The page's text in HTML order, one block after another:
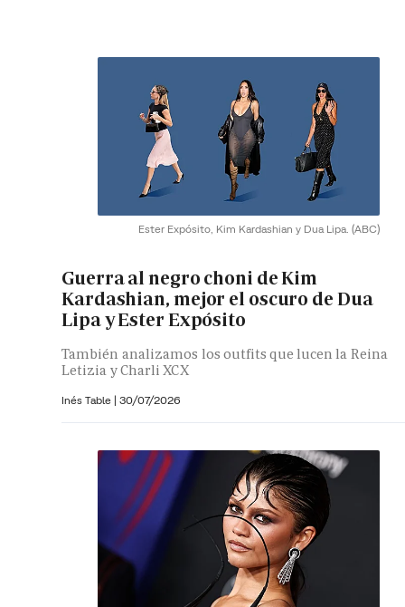
Ester Expósito, Kim Kardashian y Dua Lipa. (ABC)
Guerra al negro choni de Kim
Kardashian, mejor el oscuro de Dua
Lipa y Ester Expósito
También analizamos los outfits que lucen la Reina
Letizia y Charli XCX
Inés Table | 30/07/2026